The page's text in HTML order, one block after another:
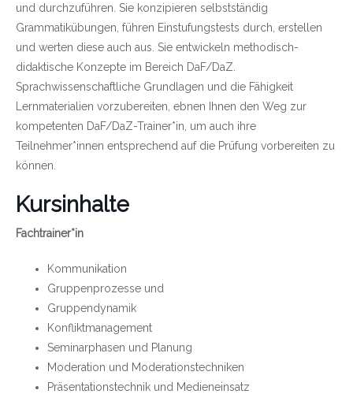
und durchzuführen. Sie konzipieren selbstständig
Grammatikübungen, führen Einstufungstests durch, erstellen
und werten diese auch aus. Sie entwickeln methodisch-
didaktische Konzepte im Bereich DaF/DaZ.
Sprachwissenschaftliche Grundlagen und die Fähigkeit
Lernmaterialien vorzubereiten, ebnen Ihnen den Weg zur
kompetenten DaF/DaZ-Trainer*in, um auch ihre
Teilnehmer*innen entsprechend auf die Prüfung vorbereiten zu
können.
Kursinhalte
Fachtrainer*in
Kommunikation
Gruppenprozesse und
Gruppendynamik
Konfliktmanagement
Seminarphasen und Planung
Moderation und Moderationstechniken
Präsentationstechnik und Medieneinsatz